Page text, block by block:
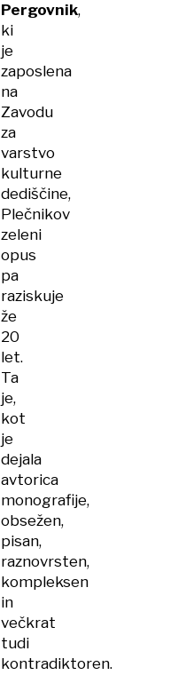
Pergovnik,
ki
je
zaposlena
na
Zavodu
za
varstvo
kulturne
dediščine,
Plečnikov
zeleni
opus
pa
raziskuje
že
20
let.
Ta
je,
kot
je
dejala
avtorica
monografije,
obsežen,
pisan,
raznovrsten,
kompleksen
in
večkrat
tudi
kontradiktoren.